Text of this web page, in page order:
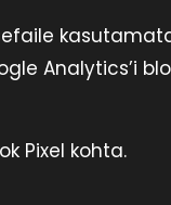
Analytics’i
Pixel kohta.